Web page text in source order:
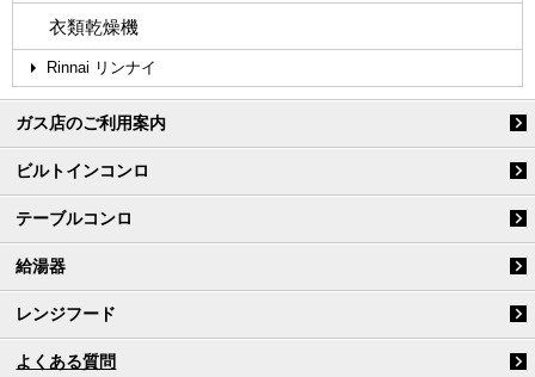
衣類乾燥機
Rinnai リンナイ
ガス店のご利用案内
ビルトインコンロ
テーブルコンロ
給湯器
レンジフード
よくある質問